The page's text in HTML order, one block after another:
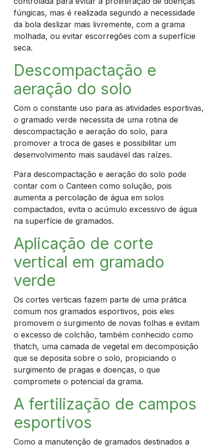
fúngicas, mas é realizada segundo a necessidade
da bola deslizar mais livremente, com a grama
molhada, ou evitar escorregões com a superfície
seca.
Descompactação e
aeração do solo
Com o constante uso para as atividades esportivas,
o gramado verde necessita de uma rotina de
descompactação e aeração do solo, para
promover a troca de gases e possibilitar um
desenvolvimento mais saudável das raízes.
Para descompactação e aeração do solo pode
contar com o Canteen como solução, pois
aumenta a percolação de água em solos
compactados, evita o acúmulo excessivo de água
na superfície de gramados.
Aplicação de corte
vertical em gramado
verde
Os cortes verticais fazem parte de uma prática
comum nos gramados esportivos, pois eles
promovem o surgimento de novas folhas e evitam
o excesso de colchão, também conhecido como
thatch, uma camada de vegetal em decomposição
que se deposita sobre o solo, propiciando o
surgimento de pragas e doenças, o que
compromete o potencial da grama.
A fertilização de campos
esportivos
Como a manutenção de gramados destinados a